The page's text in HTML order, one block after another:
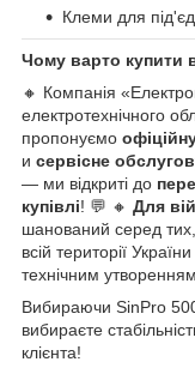
Клеми для
Чому варто купити
🔸 Компанія
електротехнічного
пропонуємо
и сервісне
— ми відкриті до
купівлі! 💬 🔸 Для
шанований серед
всій території
технічним утворенням.
Вибираючи SinPro
вибираєте
клієнта!